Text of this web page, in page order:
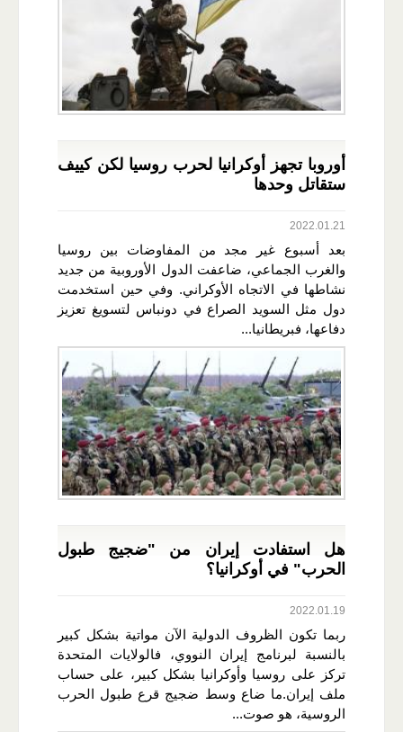
أوروبا تجهز أوكرانيا لحرب روسيا لكن كييف
ستقاتل وحدها
2022.01.21
بعد أسبوع غير مجد من المفاوضات بين روسيا
والغرب الجماعي، ضاعفت الدول الأوروبية من جديد
نشاطها في الاتجاه الأوكراني. وفي حين استخدمت
دول مثل السويد الصراع في دونباس لتسويغ تعزيز
دفاعها، فبريطانيا...
هل استفادت إيران من "ضجيج طبول
الحرب" في أوكرانيا؟
2022.01.19
ربما تكون الظروف الدولية الآن مواتية بشكل كبير
بالنسبة لبرنامج إيران النووي، فالولايات المتحدة
تركز على روسيا وأوكرانيا بشكل كبير، على حساب
ملف إيران.ما ضاع وسط ضجيج قرع طبول الحرب
الروسية، هو صوت...